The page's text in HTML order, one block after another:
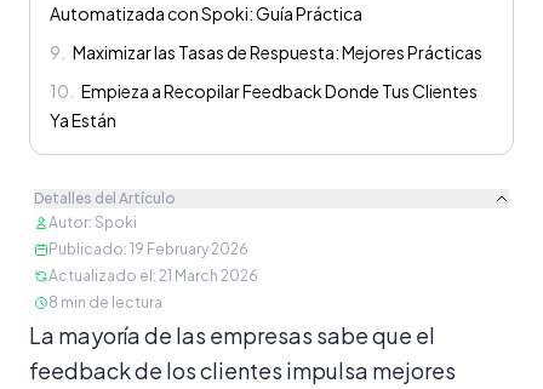
Automatizada con Spoki: Guía Práctica
9
Maximizar las Tasas de Respuesta: Mejores Prácticas
10
Empieza a Recopilar Feedback Donde Tus Clientes
Ya Están
Detalles del Artículo
Autor: Spoki
Publicado: 19 February 2026
Actualizado el : 21 March 2026
8 min de lectura
Contenido
La mayoría de las empresas sabe que el
feedback de los clientes impulsa mejores